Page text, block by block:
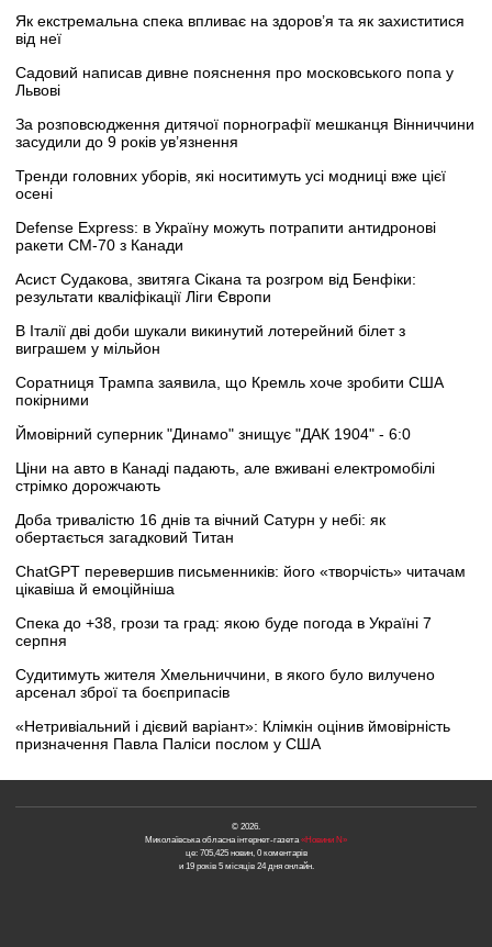
Як екстремальна спека впливає на здоров’я та як захиститися
від неї
Садовий написав дивне пояснення про московського попа у
Львові
За розповсюдження дитячої порнографії мешканця Вінниччини
засудили до 9 років ув’язнення
Тренди головних уборів, які носитимуть усі модниці вже цієї
осені
Defense Express: в Україну можуть потрапити антидронові
ракети CM-70 з Канади
Асист Судакова, звитяга Сікана та розгром від Бенфіки:
результати кваліфікації Ліги Європи
В Італії дві доби шукали викинутий лотерейний білет з
виграшем у мільйон
Соратниця Трампа заявила, що Кремль хоче зробити США
покірними
Ймовірний суперник "Динамо" знищує "ДАК 1904" - 6:0
Ціни на авто в Канаді падають, але вживані електромобілі
стрімко дорожчають
Доба тривалістю 16 днів та вічний Сатурн у небі: як
обертається загадковий Титан
ChatGPT перевершив письменників: його «творчість» читачам
цікавіша й емоційніша
Спека до +38, грози та град: якою буде погода в Україні 7
серпня
Судитимуть жителя Хмельниччини, в якого було вилучено
арсенал зброї та боєприпасів
«Нетривіальний і дієвий варіант»: Клімкін оцінив ймовірність
призначення Павла Паліси послом у США
© 2026.
Миколаївська обласна інтернет-газета«Новини N»
це: 705,425 новин, 0 коментарів
и 19 років 5 місяців 24 дня онлайн.